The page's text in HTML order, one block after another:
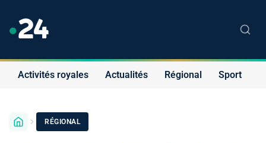
Activités royales Actualités Régional Sport
RÉGIONAL